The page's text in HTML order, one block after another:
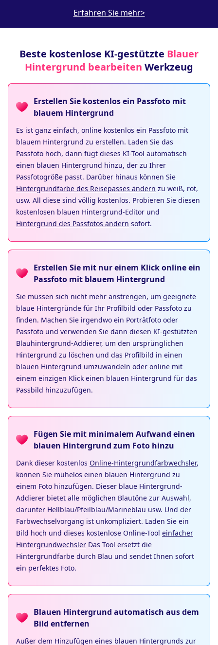
Erfahren Sie mehr>
Beste kostenlose KI-gestützte Blauer
Hintergrund bearbeiten Werkzeug
Erstellen Sie kostenlos ein Passfoto mit
blauem Hintergrund
Es ist ganz einfach, online kostenlos ein Passfoto mit
blauem Hintergrund zu erstellen. Laden Sie das
Passfoto hoch, dann fügt dieses KI-Tool automatisch
einen blauen Hintergrund hinzu, der zu Ihrer
Passfotogröße passt. Darüber hinaus können Sie
Hintergrundfarbe des Reisepasses ändern zu weiß, rot,
usw. All diese sind völlig kostenlos. Probieren Sie diesen
kostenlosen blauen Hintergrund-Editor und
Hintergrund des Passfotos ändern sofort.
Erstellen Sie mit nur einem Klick online ein
Passfoto mit blauem Hintergrund
Sie müssen sich nicht mehr anstrengen, um geeignete
blaue Hintergründe für Ihr Profilbild oder Passfoto zu
finden. Machen Sie irgendwo ein Porträtfoto oder
Passfoto und verwenden Sie dann diesen KI-gestützten
Blauhintergrund-Addierer, um den ursprünglichen
Hintergrund zu löschen und das Profilbild in einen
blauen Hintergrund umzuwandeln oder online mit
einem einzigen Klick einen blauen Hintergrund für das
Passbild hinzuzufügen.
Fügen Sie mit minimalem Aufwand einen
blauen Hintergrund zum Foto hinzu
Dank dieser kostenlos Online-Hintergrundfarbwechsler,
können Sie mühelos einen blauen Hintergrund zu
einem Foto hinzufügen. Dieser blaue Hintergrund-
Addierer bietet alle möglichen Blautöne zur Auswahl,
darunter Hellblau/Pfeilblau/Marineblau usw. Und der
Farbwechselvorgang ist unkompliziert. Laden Sie ein
Bild hoch und dieses kostenlose Online-Tool einfacher
Hintergrundwechsler Das Tool ersetzt die
Hintergrundfarbe durch Blau und sendet Ihnen sofort
ein perfektes Foto.
Blauen Hintergrund automatisch aus dem
Bild entfernen
Außer dem Hinzufügen eines blauen Hintergrunds zur